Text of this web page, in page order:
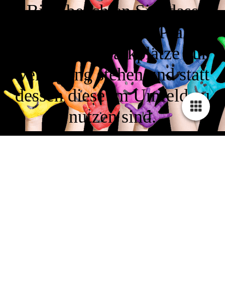
Bitte beachten Sie, dass
unmittelbar an der Praxis
keine Privatparkplätze zur
Verfügung stehen und statt
dessen diese im Umfeld zu
nutzen sind.